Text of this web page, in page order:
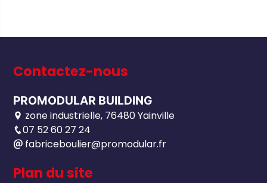
Contactez-nous
PROMODULAR BUILDING
zone industrielle, 76480 Yainville
07 52 60 27 24
fabriceboulier@promodular.fr
Plan du site